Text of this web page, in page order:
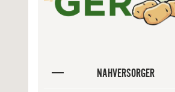
NAHVERSORGER